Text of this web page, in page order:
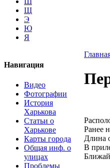
Щ
Э
Ю
Я
Навигация
Видео
Фотографии
История
Харькова
Статьи о
Харькове
Карты города
Общая инф. о
улицах
Проблемы
Ранее
Длина
В